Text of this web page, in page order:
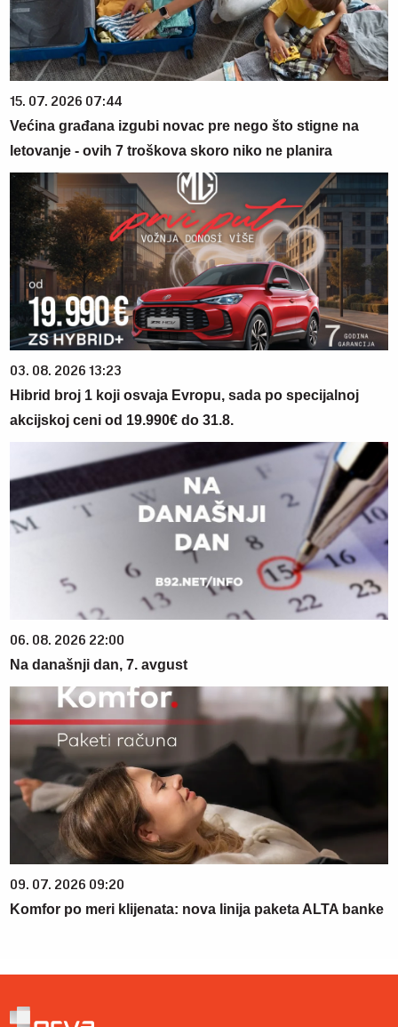
15. 07. 2026 07:44
Većina građana izgubi novac pre nego što stigne na
letovanje - ovih 7 troškova skoro niko ne planira
03. 08. 2026 13:23
Hibrid broj 1 koji osvaja Evropu, sada po specijalnoj
akcijskoj ceni od 19.990€ do 31.8.
06. 08. 2026 22:00
Na današnji dan, 7. avgust
09. 07. 2026 09:20
Komfor po meri klijenata: nova linija paketa ALTA banke